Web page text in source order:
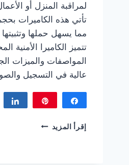
لمراقبة المنزل أو
تأتي هذه الكاميرات
مما يسهل حملها
تتميز الكاميرا الأمنية
المواصفات والميزات
عالية في التسجيل
Tweet Share
إقرأ المزيد كاميرات